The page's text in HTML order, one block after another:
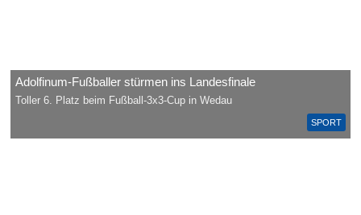
SPORT
Adolfinum-Fußballer stürmen ins Landesfinale
Toller 6. Platz beim Fußball-3x3-Cup in Wedau